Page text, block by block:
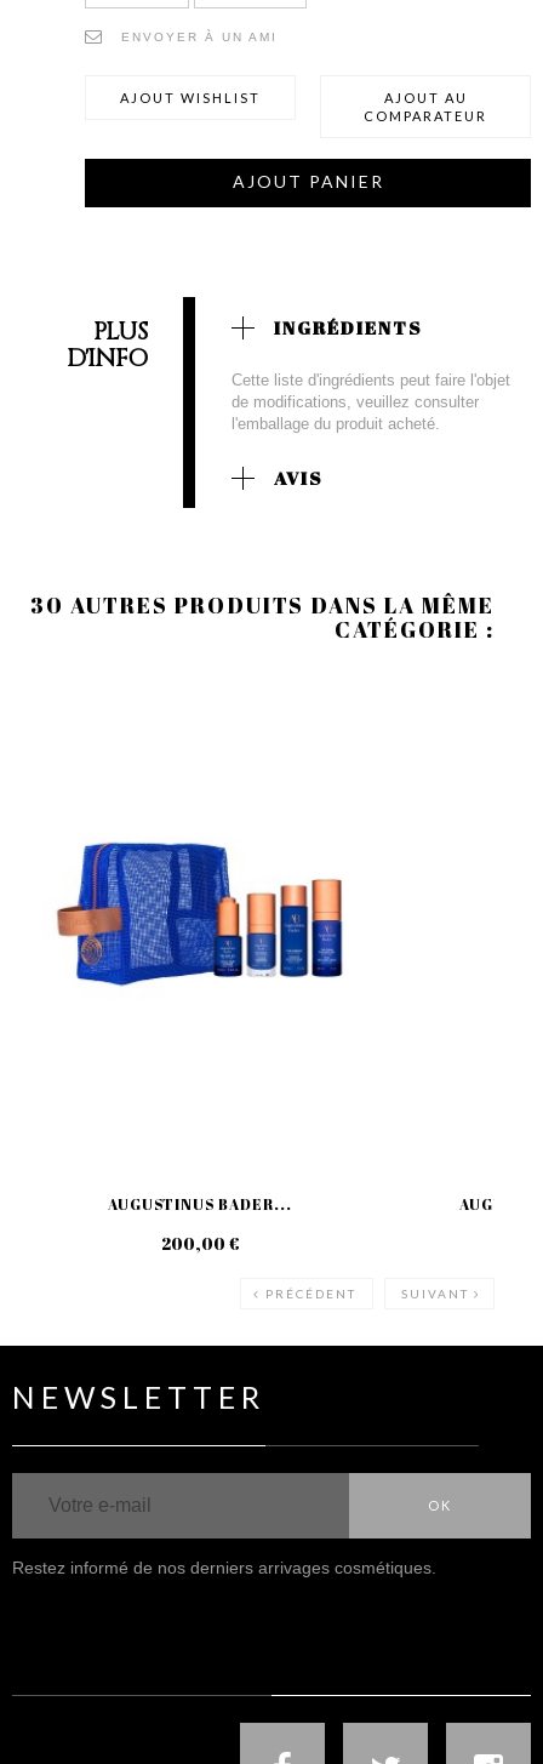
ENVOYER À UN AMI
AJOUT WISHLIST
AJOUT AU
COMPARATEUR
AJOUT PANIER
PLUS
D'INFO
INGRÉDIENTS
Cette liste d'ingrédients peut faire l'objet
de modifications, veuillez consulter
l'emballage du produit acheté.
AVIS
30 AUTRES PRODUITS DANS LA MÊME
CATÉGORIE :
AUGUSTINUS BADER...
200,00 €
PRÉCÉDENT SUIVANT
NEWSLETTER
OK
Restez informé de nos derniers arrivages cosmétiques.